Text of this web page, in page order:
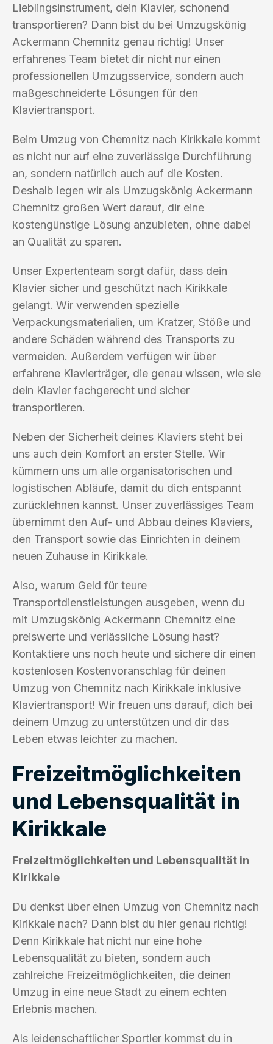
Lieblingsinstrument, dein Klavier, schonend
transportieren? Dann bist du bei Umzugskönig
Ackermann Chemnitz genau richtig! Unser
erfahrenes Team bietet dir nicht nur einen
professionellen Umzugsservice, sondern auch
maßgeschneiderte Lösungen für den
Klaviertransport.
Beim Umzug von Chemnitz nach Kirikkale kommt
es nicht nur auf eine zuverlässige Durchführung
an, sondern natürlich auch auf die Kosten.
Deshalb legen wir als Umzugskönig Ackermann
Chemnitz großen Wert darauf, dir eine
kostengünstige Lösung anzubieten, ohne dabei
an Qualität zu sparen.
Unser Expertenteam sorgt dafür, dass dein
Klavier sicher und geschützt nach Kirikkale
gelangt. Wir verwenden spezielle
Verpackungsmaterialien, um Kratzer, Stöße und
andere Schäden während des Transports zu
vermeiden. Außerdem verfügen wir über
erfahrene Klavierträger, die genau wissen, wie sie
dein Klavier fachgerecht und sicher
transportieren.
Neben der Sicherheit deines Klaviers steht bei
uns auch dein Komfort an erster Stelle. Wir
kümmern uns um alle organisatorischen und
logistischen Abläufe, damit du dich entspannt
zurücklehnen kannst. Unser zuverlässiges Team
übernimmt den Auf- und Abbau deines Klaviers,
den Transport sowie das Einrichten in deinem
neuen Zuhause in Kirikkale.
Also, warum Geld für teure
Transportdienstleistungen ausgeben, wenn du
mit Umzugskönig Ackermann Chemnitz eine
preiswerte und verlässliche Lösung hast?
Kontaktiere uns noch heute und sichere dir einen
kostenlosen Kostenvoranschlag für deinen
Umzug von Chemnitz nach Kirikkale inklusive
Klaviertransport! Wir freuen uns darauf, dich bei
deinem Umzug zu unterstützen und dir das
Leben etwas leichter zu machen.
Freizeitmöglichkeiten
und Lebensqualität in
Kirikkale
Freizeitmöglichkeiten und Lebensqualität in
Kirikkale
Du denkst über einen Umzug von Chemnitz nach
Kirikkale nach? Dann bist du hier genau richtig!
Denn Kirikkale hat nicht nur eine hohe
Lebensqualität zu bieten, sondern auch
zahlreiche Freizeitmöglichkeiten, die deinen
Umzug in eine neue Stadt zu einem echten
Erlebnis machen.
Als leidenschaftlicher Sportler kommst du in